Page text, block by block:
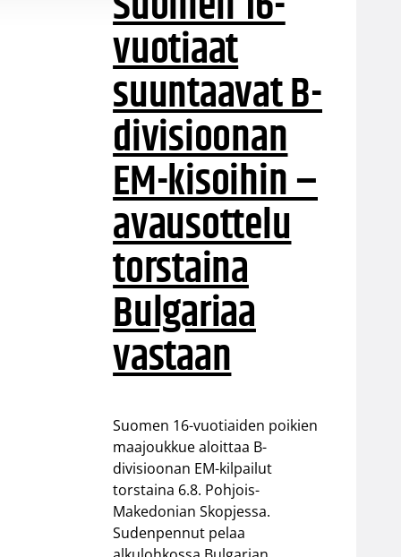
vuotiaat
suuntaavat B-
divisioonan
EM-kisoihin –
avausottelu
torstaina
Bulgariaa
vastaan
Suomen 16-vuotiaiden poikien
maajoukkue aloittaa B-
divisioonan EM-kilpailut
torstaina 6.8. Pohjois-
Makedonian Skopjessa.
Sudenpennut pelaa